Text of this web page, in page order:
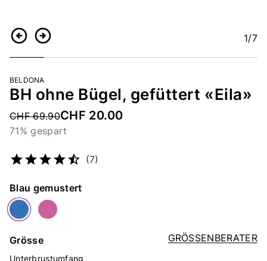
ZurückWeiter 1/7
BELDONA
BH ohne Bügel, gefüttert «Eila»
Price reduced from
CHF 69.90CHF 20.00
71% gespart
(7)
Farbe
Blau gemustert
GRÖSSENBERATER
Grösse
Unterbrustumfang